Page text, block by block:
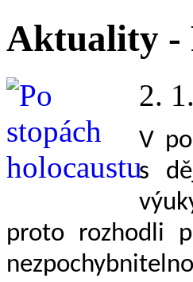
Aktuality -
2.
V
s
proto rozhodli